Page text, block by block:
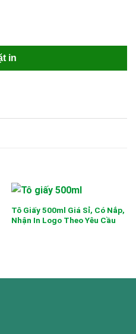
Tô Giấy 500ml Giá Sỉ, Có Nắp,
Nhận In Logo Theo Yêu Cầu